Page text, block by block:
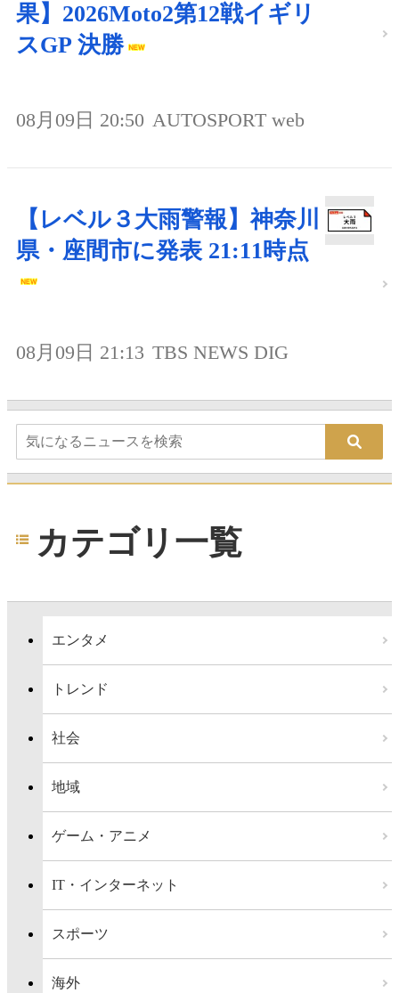
果】2026Moto2第12戦イギリ
スGP 決勝
08月09日 20:50 AUTOSPORT web
【レベル３大雨警報】神奈川
県・座間市に発表 21:11時点
08月09日 21:13 TBS NEWS DIG
カテゴリ一覧
エンタメ
トレンド
社会
地域
ゲーム・アニメ
IT・インターネット
スポーツ
海外